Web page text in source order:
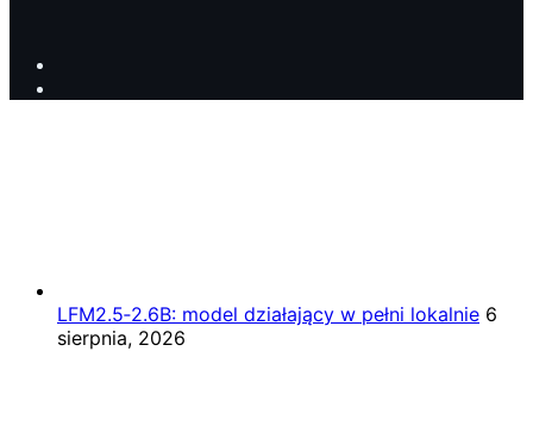
LFM2.5‑2.6B: model działający w pełni lokalnie 6
sierpnia, 2026